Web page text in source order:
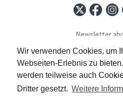
Wir verwenden Cookies, um
Webseiten-Erlebnis zu
werden teilweise auch
Dritter gesetzt. Weitere
Newsletter
Baublatt
Kontakt